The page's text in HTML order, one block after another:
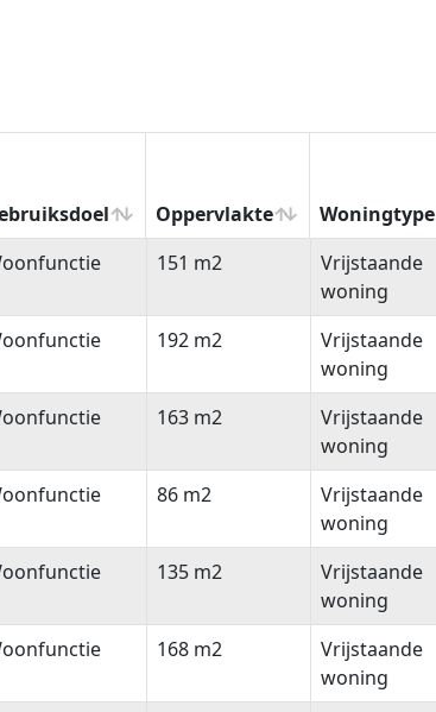
Oppervlakte Woningtype
Oppervlakte Woningtype
151 m2
Vrijstaande
woning
192 m2
Vrijstaande
woning
163 m2
Vrijstaande
woning
86 m2
Vrijstaande
woning
135 m2
Vrijstaande
woning
168 m2
Vrijstaande
woning